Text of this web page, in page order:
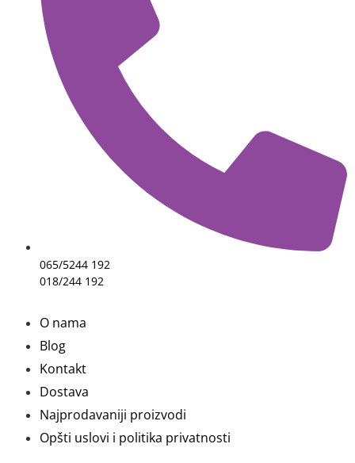
065/5244 192
018/244 192
O nama
Blog
Kontakt
Dostava
Najprodavaniji proizvodi
Opšti uslovi i politika privatnosti